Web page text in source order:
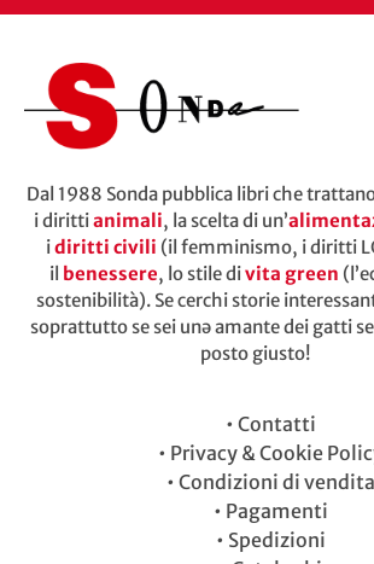
Dal 1988 Sonda pubblica libri che
i dirittianimali, la scelta di un’
idiritti civili (il femminismo, i diritti
il benessere, lo stile divita green
sostenibilità). Se cerchi storie
soprattutto se sei unə amante dei gatti
posto giusto!
• Contatti
• Privacy & Cookie
• Condizioni di vendita
• Pagamenti
• Spedizioni